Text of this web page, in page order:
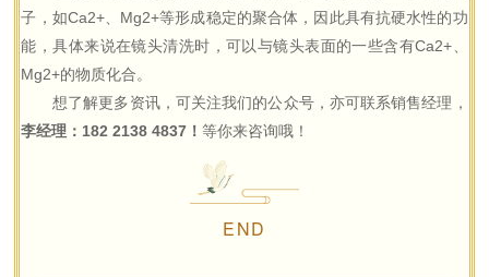
子，如Ca2+、Mg2+等形成稳定的聚合体，因此具有抗硬水性的功
能，具体来说在镜头清洗时，可以与镜头表面的一些含有Ca2+、
Mg2+的物质化合。
想了解更多资讯，可关注我们的公众号，亦可联系销售经理，
李经理：182 2138 4837！等你来咨询哦！
END